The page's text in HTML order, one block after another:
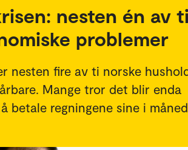
nesten én av
problemer
nesten fire av ti norske
Mange tror det blir enda
betale regningene sine i